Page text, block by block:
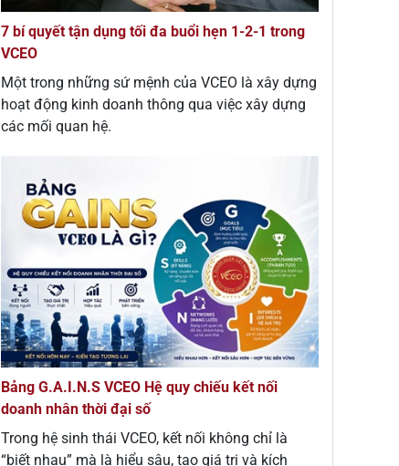
7 bí quyết tận dụng tối đa buổi hẹn 1-2-1 trong
VCEO
Một trong những sứ mệnh của VCEO là xây dựng
hoạt động kinh doanh thông qua việc xây dựng
các mối quan hệ.
Bảng G.A.I.N.S VCEO Hệ quy chiếu kết nối
doanh nhân thời đại số
Trong hệ sinh thái VCEO, kết nối không chỉ là
“biết nhau” mà là hiểu sâu, tạo giá trị và kích